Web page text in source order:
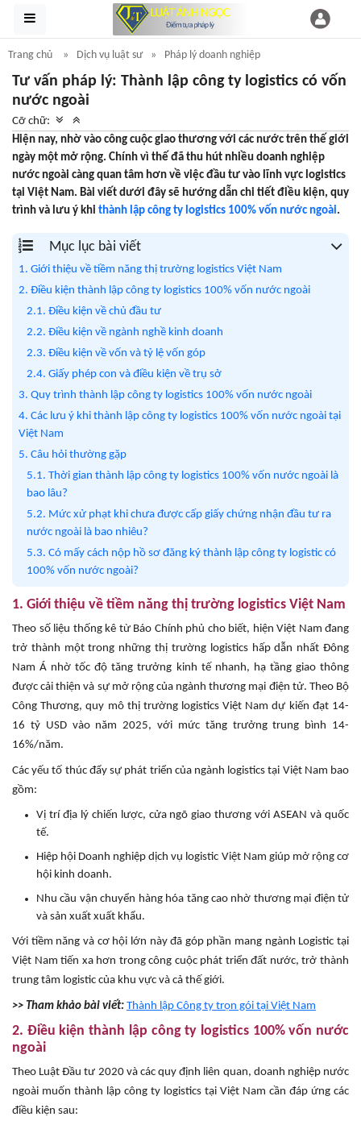
Trang chủ Dịch vụ luật sư Pháp lý doanh nghiệp
Tư vấn pháp lý: Thành lập công ty logistics có vốn
nước ngoài
Cỡ chữ:
Hiện nay, nhờ vào công cuộc giao thương với các nước trên thế giới
ngày một mở rộng. Chính vì thế đã thu hút nhiều doanh nghiệp
nước ngoài càng quan tâm hơn về việc đầu tư vào lĩnh vực logistics
tại Việt Nam. Bài viết dưới đây sẽ hướng dẫn chi tiết điều kiện, quy
trình và lưu ý khi thành lập công ty logistics 100% vốn nước ngoài.
Mục lục bài viết
1. Giới thiệu về tiềm năng thị trường logistics Việt Nam
2. Điều kiện thành lập công ty logistics 100% vốn nước ngoài
2.1. Điều kiện về chủ đầu tư
2.2. Điều kiện về ngành nghề kinh doanh
2.3. Điều kiện về vốn và tỷ lệ vốn góp
2.4. Giấy phép con và điều kiện về trụ sở
3. Quy trình thành lập công ty logistics 100% vốn nước ngoài
4. Các lưu ý khi thành lập công ty logistics 100% vốn nước ngoài tại
Việt Nam
5. Câu hỏi thường gặp
5.1. Thời gian thành lập công ty logistics 100% vốn nước ngoài là
bao lâu?
5.2. Mức xử phạt khi chưa được cấp giấy chứng nhận đầu tư ra
nước ngoài là bao nhiêu?
5.3. Có mấy cách nộp hồ sơ đăng ký thành lập công ty logistic có
100% vốn nước ngoài?
1. Giới thiệu về tiềm năng thị trường logistics Việt Nam
Theo số liệu thống kê từ Báo Chính phủ cho biết, hiện Việt Nam đang
trở thành một trong những thị trường logistics hấp dẫn nhất Đông
Nam Á nhờ tốc độ tăng trưởng kinh tế nhanh, hạ tầng giao thông
được cải thiện và sự mở rộng của ngành thương mại điện tử. Theo Bộ
Công Thương, quy mô thị trường logistics Việt Nam dự kiến đạt 14-
16 tỷ USD vào năm 2025, với mức tăng trưởng trung bình 14-
16%/năm.
Các yếu tố thúc đẩy sự phát triển của ngành logistics tại Việt Nam bao
gồm:
Vị trí địa lý chiến lược, cửa ngõ giao thương với ASEAN và quốc
tế.
Hiệp hội Doanh nghiệp dịch vụ logistic Việt Nam giúp mở rộng cơ
hội kinh doanh.
Nhu cầu vận chuyển hàng hóa tăng cao nhờ thương mại điện tử
và sản xuất xuất khẩu.
Với tiềm năng và cơ hội lớn này đã góp phần mang ngành Logistic tại
Việt Nam tiến xa hơn trong công cuộc phát triển đất nước, trở thành
trung tâm logistic của khu vực và cả thế giới.
>> Tham khảo bài viết: Thành lập Công ty trọn gói tại Việt Nam
2. Điều kiện thành lập công ty logistics 100% vốn nước
ngoài
Theo Luật Đầu tư 2020 và các quy định liên quan, doanh nghiệp nước
ngoài muốn thành lập công ty logistics tại Việt Nam cần đáp ứng các
điều kiện sau: